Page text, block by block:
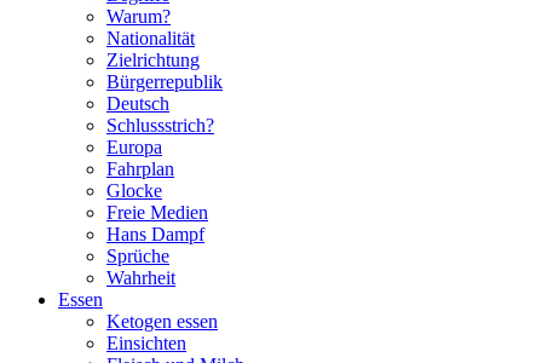
Warum?
Nationalität
Zielrichtung
Bürgerrepublik
Deutsch
Schlussstrich?
Europa
Fahrplan
Glocke
Freie Medien
Hans Dampf
Sprüche
Wahrheit
Essen
Ketogen essen
Einsichten